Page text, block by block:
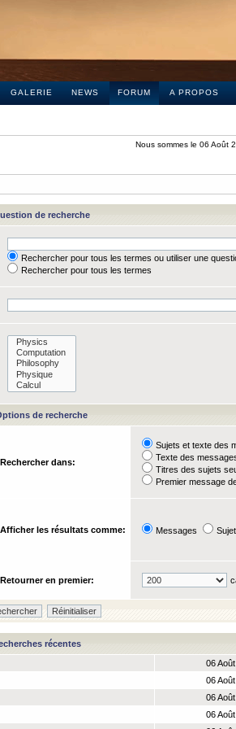
GALERIE NEWS FORUM A PROPOS
Nous sommes le 06 Août
de recherche
Rechercher pour tous les termes ou utiliser une
Rechercher pour tous les termes
de recherche
Rechercher dans:
Sujets et texte des
Texte des
Titres des sujets
Premier message
Afficher les résultats comme: Messages
Retourner en premier:
récentes
06
06
06
06